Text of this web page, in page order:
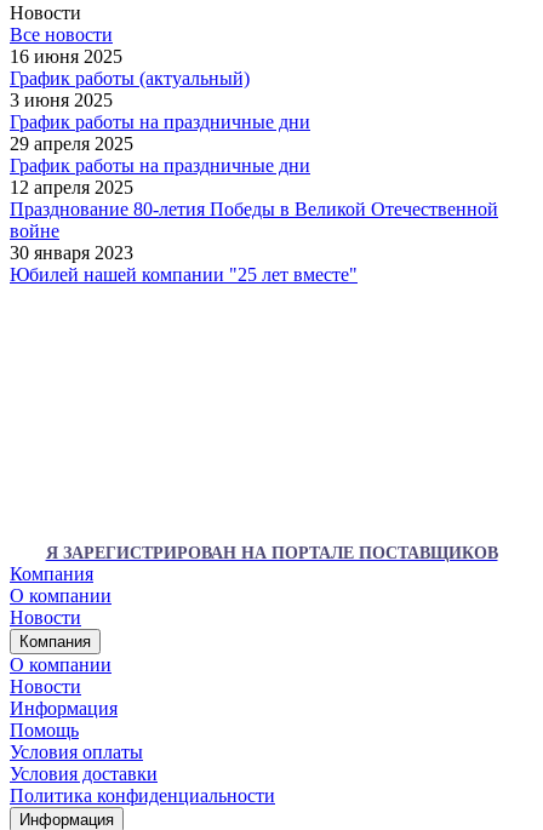
Новости
Все новости
16 июня 2025
График работы (актуальный)
3 июня 2025
График работы на праздничные дни
29 апреля 2025
График работы на праздничные дни
12 апреля 2025
Празднование 80-летия Победы в Великой Отечественной
войне
30 января 2023
Юбилей нашей компании "25 лет вместе"
Я ЗАРЕГИСТРИРОВАН НА ПОРТАЛЕ ПОСТАВЩИКОВ
Компания
О компании
Новости
Компания
О компании
Новости
Информация
Помощь
Условия оплаты
Условия доставки
Политика конфиденциальности
Информация